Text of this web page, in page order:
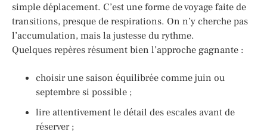
simple déplacement. C’est une forme de voyage faite de
transitions, presque de respirations. On n’y cherche pas
l’accumulation, mais la justesse du rythme.
Quelques repères résument bien l’approche gagnante :
choisir une saison équilibrée comme juin ou
septembre si possible ;
lire attentivement le détail des escales avant de
réserver ;